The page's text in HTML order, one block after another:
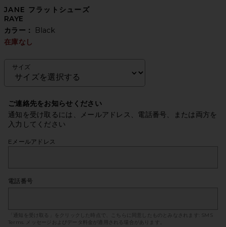
JANE フラットシューズ
RAYE
カラー： Black
在庫なし
サイズ
ご連絡先をお知らせください
通知を受け取るには、メールアドレス、電話番号、または両方を
入力してください
Eメールアドレス
電話番号
「通知を受け取る」をクリックした時点で、こちらに同意したものとみなされます:
SMS
Terms
. メッセージおよびデータ料金が適用される場合があります。